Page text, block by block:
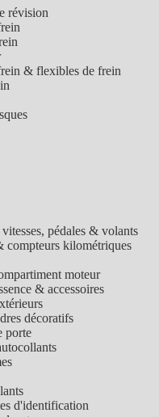
révision
& flexibles de frein
pédales & volants
compteurs kilométriques
moteur
& accessoires
décoratifs
porte
d'identification